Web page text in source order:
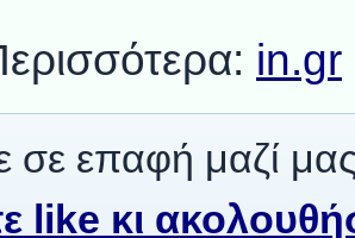
in.gr
σε επαφή μαζί
like κι